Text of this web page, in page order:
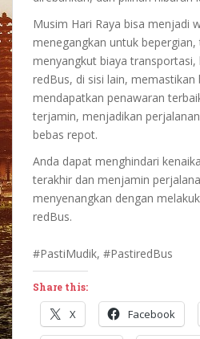
Musim Hari Raya bisa menjadi
menegangkan untuk
menyangkut biaya transportasi,
redBus, di sisi lain,
mendapatkan penawaran
terjamin, menjadikan
bebas repot.
Anda dapat menghindari
terakhir dan menjamin
menyenangkan dengan
redBus.
#PastiMudik, #PastiredBus
Share this:
X Facebook